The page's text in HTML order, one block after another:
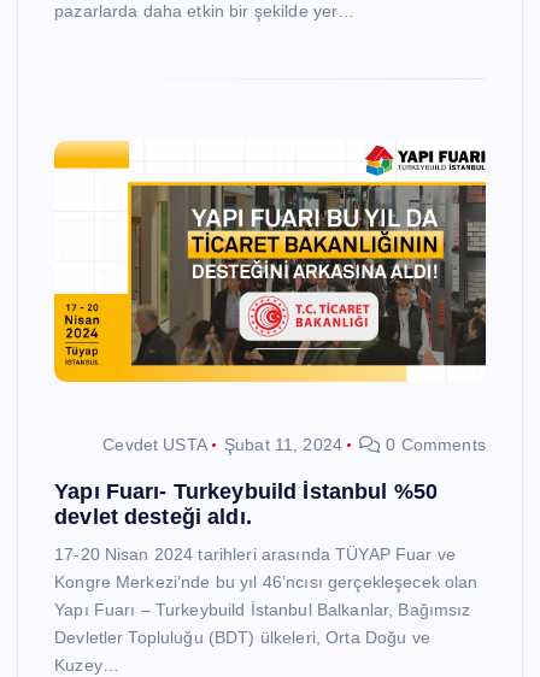
pazarlarda daha etkin bir şekilde yer…
Cevdet USTA Şubat 11, 2024 0 Comments
Yapı Fuarı- Turkeybuild İstanbul %50
devlet desteği aldı.
17-20 Nisan 2024 tarihleri arasında TÜYAP Fuar ve
Kongre Merkezi’nde bu yıl 46’ncısı gerçekleşecek olan
Yapı Fuarı – Turkeybuild İstanbul Balkanlar, Bağımsız
Devletler Topluluğu (BDT) ülkeleri, Orta Doğu ve
Kuzey…